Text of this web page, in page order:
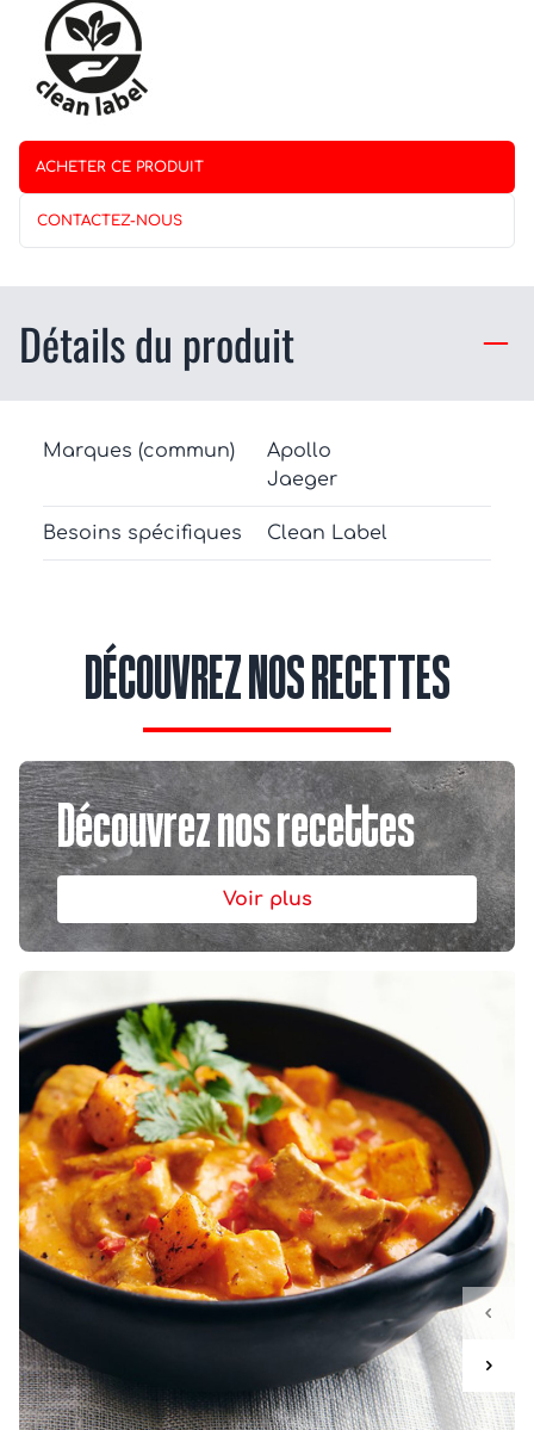
ACHETER CE PRODUIT
CONTACTEZ-NOUS
Détails du produit
Marques (commun)
Apollo
Jaeger
Besoins spécifiques Clean Label
DÉCOUVREZ NOS RECETTES
Découvrez nos recettes
Voir plus